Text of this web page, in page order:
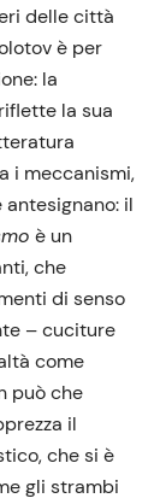
delle città
è per
la
la sua
i meccanismi,
il
è un
che
di senso
– cuciture
come
può che
il
che si è
gli strambi